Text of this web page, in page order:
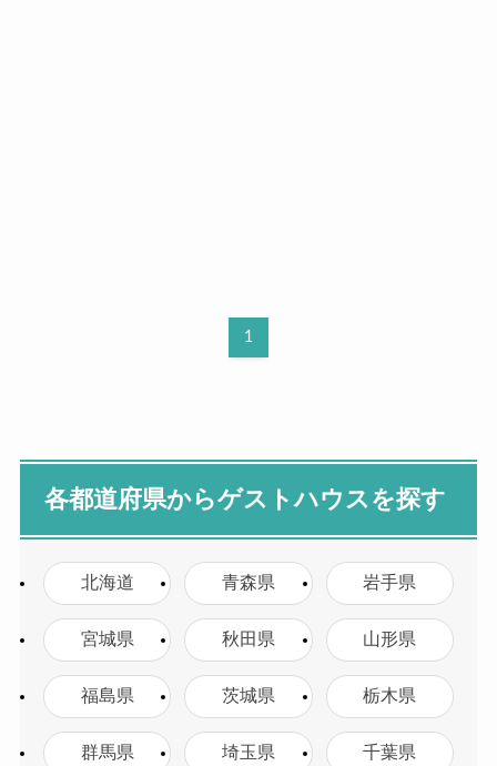
1
各都道府県からゲストハウスを探す
北海道 青森県 岩手県
宮城県 秋田県 山形県
福島県 茨城県 栃木県
群馬県 埼玉県 千葉県